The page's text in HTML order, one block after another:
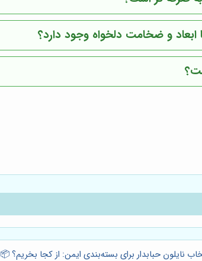
ابعاد و ضخامت دلخواه وجود دارد؟
نایلون حبابدار برای بسته‌بندی ایمن: از کجا بخریم؟ 📦